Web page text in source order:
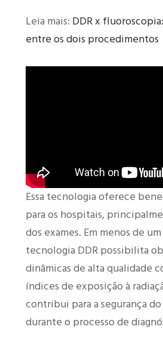
Leia mais: DDR x
entre os dois procedimentos
Essa tecnologia oferece
para os hospitais,
dos exames. Em menos de
tecnologia DDR possibilita
dinâmicas de alta qualidade
índices de exposição à
contribui para a segurança
durante o processo de